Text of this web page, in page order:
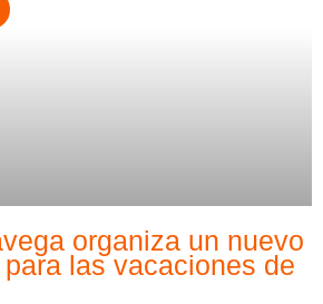
organiza un nuevo
las vacaciones de